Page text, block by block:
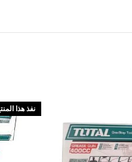
نفذ هذا